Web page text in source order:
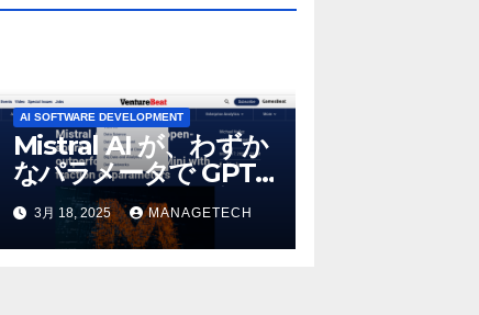
AI SOFTWARE DEVELOPMENT
Mistral AI が、わずか
なパラメータで GPT-
4o Mini を上回る新し
いオープンソース モ
デルをリリース |
3月 18, 2025 MANAGETECH